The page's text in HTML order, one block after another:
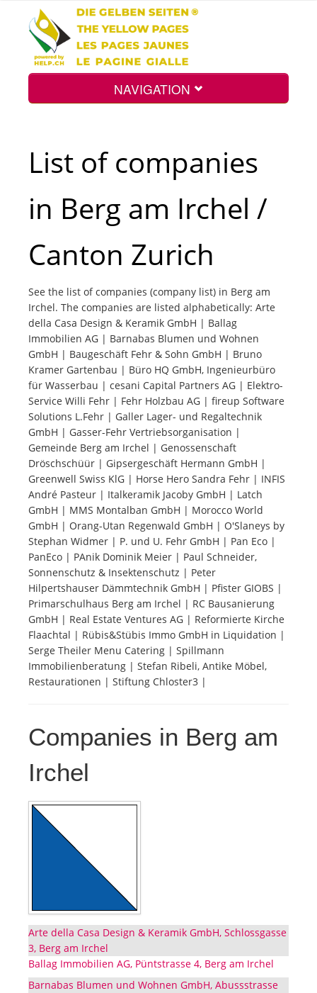
NAVIGATION
Top
Tourists
News
Benefits
Plans
Media
About us
List of companies
in Berg am Irchel /
Canton Zurich
See the list of companies (company list) in Berg am
Irchel. The companies are listed alphabetically: Arte
della Casa Design & Keramik GmbH | Ballag
Immobilien AG | Barnabas Blumen und Wohnen
GmbH | Baugeschäft Fehr & Sohn GmbH | Bruno
Kramer Gartenbau | Büro HQ GmbH, Ingenieurbüro
für Wasserbau | cesani Capital Partners AG | Elektro-
Service Willi Fehr | Fehr Holzbau AG | fireup Software
Solutions L.Fehr | Galler Lager- und Regaltechnik
GmbH | Gasser-Fehr Vertriebsorganisation |
Gemeinde Berg am Irchel | Genossenschaft
Dröschschüür | Gipsergeschäft Hermann GmbH |
Greenwell Swiss KlG | Horse Hero Sandra Fehr | INFIS
André Pasteur | Italkeramik Jacoby GmbH | Latch
GmbH | MMS Montalban GmbH | Morocco World
GmbH | Orang-Utan Regenwald GmbH | O'Slaneys by
Stephan Widmer | P. und U. Fehr GmbH | Pan Eco |
PanEco | PAnik Dominik Meier | Paul Schneider,
Sonnenschutz & Insektenschutz | Peter
Hilpertshauser Dämmtechnik GmbH | Pfister GIOBS |
Primarschulhaus Berg am Irchel | RC Bausanierung
GmbH | Real Estate Ventures AG | Reformierte Kirche
Flaachtal | Rübis&Stübis Immo GmbH in Liquidation |
Serge Theiler Menu Catering | Spillmann
Immobilienberatung | Stefan Ribeli, Antike Möbel,
Restaurationen | Stiftung Chloster3 |
Companies in Berg am
Irchel
Arte della Casa Design & Keramik GmbH, Schlossgasse
3, Berg am Irchel
Ballag Immobilien AG, Püntstrasse 4, Berg am Irchel
Barnabas Blumen und Wohnen GmbH, Abussstrasse